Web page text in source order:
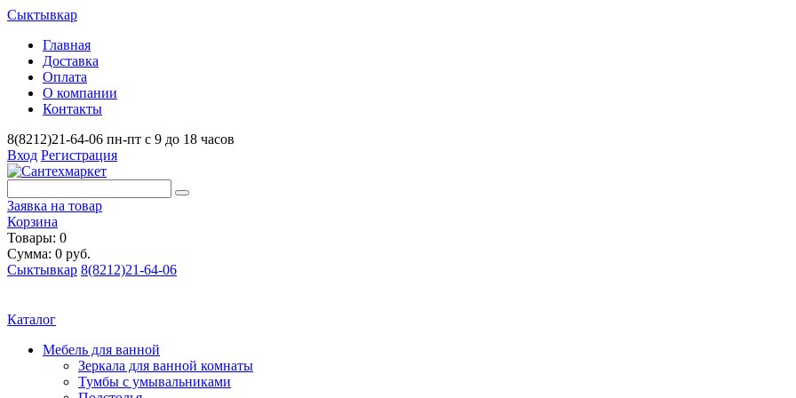
Сыктывкар
Главная
Доставка
Оплата
О компании
Контакты
8(8212)21-64-06 пн-пт с 9 до 18 часов
Вход Регистрация
Заявка на товар
Корзина
Товары: 0
Сумма: 0 руб.
Сыктывкар 8(8212)21-64-06
Каталог
Мебель для ванной
Зеркала для ванной комнаты
Тумбы с умывальниками